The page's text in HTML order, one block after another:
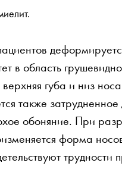
в область
верхняя губа и низ
также
обоняние. При
форма
трудности